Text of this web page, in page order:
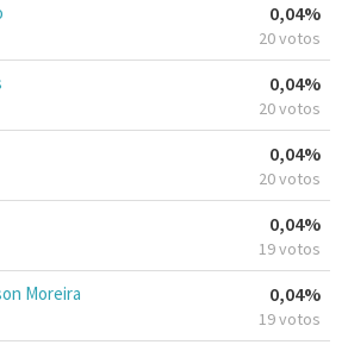
0,04%
20 votos
0,04%
20 votos
0,04%
20 votos
0,04%
19 votos
Moreira 0,04%
19 votos